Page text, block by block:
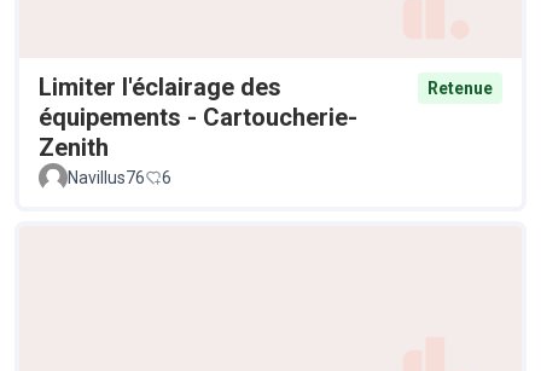
Limiter l'éclairage des
équipements - Cartoucherie-
Zenith
Retenue
Navillus76 6